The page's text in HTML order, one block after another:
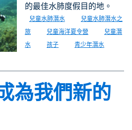
的最佳水肺度假目的地。
兒童水肺潛水
兒童水肺潛水之
旅
兒童海洋夏令營
兒童潛
水
孩子 青少年潛水
為我們新的